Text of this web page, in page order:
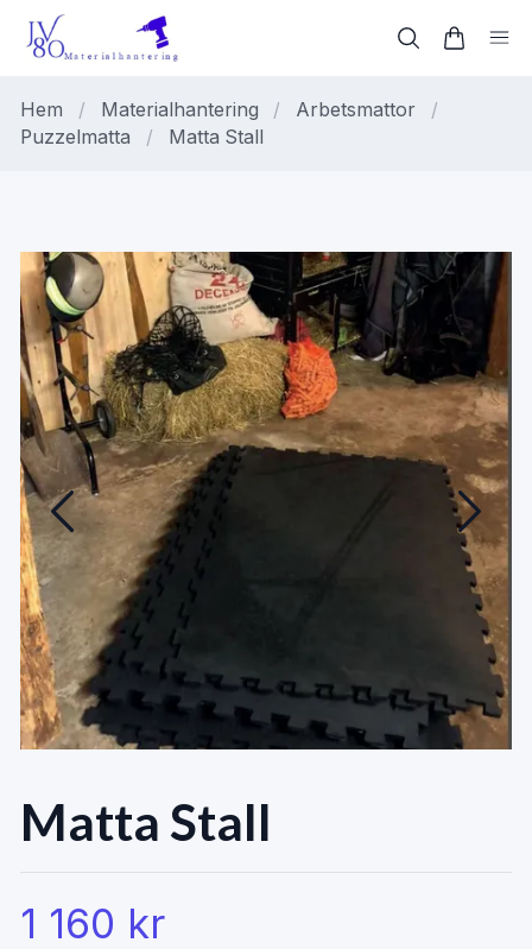
Hem / Materialhantering / Arbetsmattor
/
Puzzelmatta
/ Matta Stall
Matta Stall
1 160 kr